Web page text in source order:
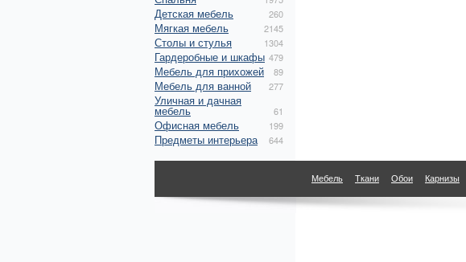
Детская мебель 260
Мягкая мебель 2145
Столы и стулья 1304
Гардеробные и шкафы 479
Мебель для прихожей 89
Мебель для ванной 277
Уличная и дачная
мебель 61
Офисная мебель 199
Предметы интерьера 644
Мебель Ткани Обои Карнизы